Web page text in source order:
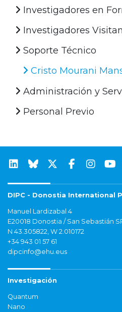
Investigadores en
Investigadores
Soporte Técnico
Cristo Mourani
Administración y
Personal Previo
DIPC - Donostia International
Manuel Lardizabal 4
E20018 Donostia / San Sebastián
N 43.305822, W 2.010172
+34 943 01 57 61
dipcinfo@ehu.eus
Investigación
Quantum
Nano